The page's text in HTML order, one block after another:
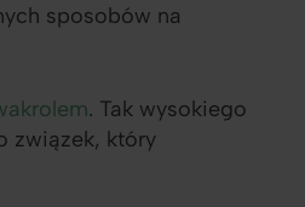
sposobów na
. Tak wysokiego
związek, który